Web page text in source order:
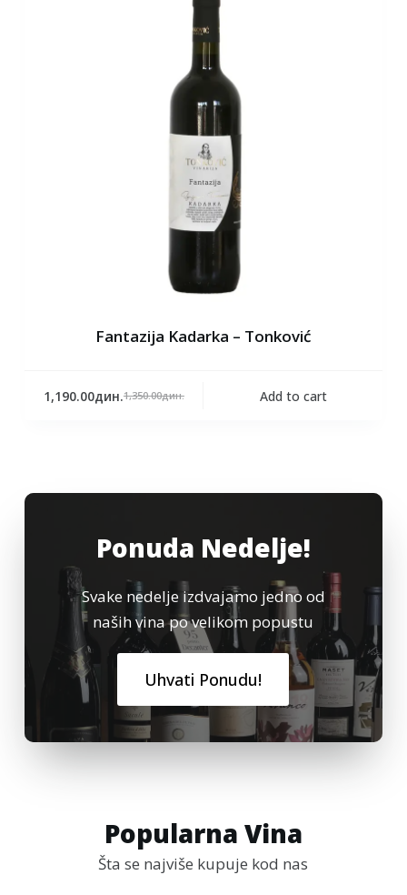
Fantazija Kadarka – Tonković
1,350.00дин.
1,190.00дин. Add to cart
Ponuda Nedelje!
Svake nedelje izdvajamo jedno od
naših vina po velikom popustu
Uhvati Ponudu!
Popularna Vina
Šta se najviše kupuje kod nas